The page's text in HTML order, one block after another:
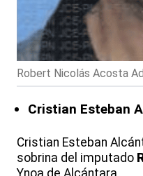
Robert Nicolás Acosta
Cristian Esteban
Cristian Esteban
sobrina del imputado
Ynoa de Alcántara.